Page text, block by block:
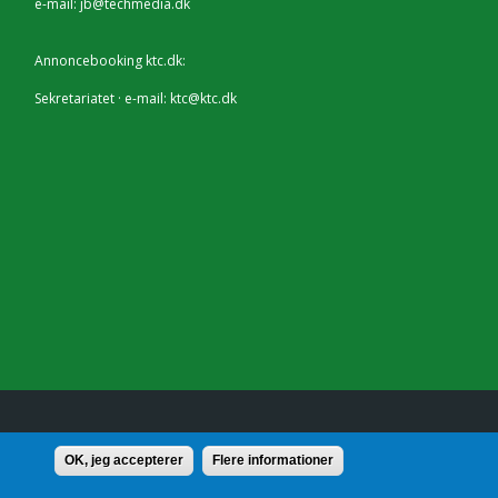
e-mail: jb@techmedia.dk
Annoncebooking ktc.dk:
Sekretariatet · e-mail: ktc@ktc.dk
7228 2804 |Kontakt
OK, jeg accepterer Flere informationer